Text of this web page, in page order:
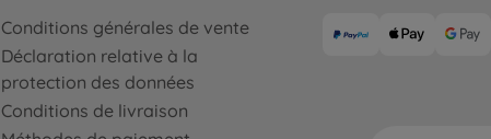
Conditions générales de vente
Déclaration relative à la
protection des données
Conditions de livraison